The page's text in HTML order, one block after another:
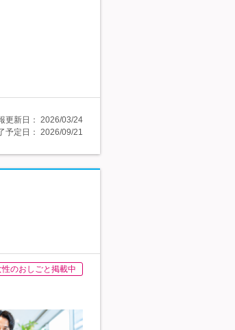
更新日： 2026/03/24
予定日： 2026/09/21
性のおしごと掲載中